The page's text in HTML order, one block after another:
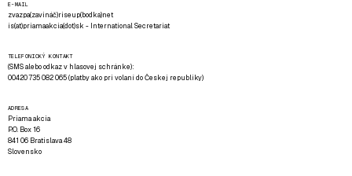
E-MAIL
zvazpa(zavináč)riseup(bodka)net
is(at)priamaakcia(dot)sk - International Secretariat
TELEFONICKÝ KONTAKT
(SMS alebo odkaz v hlasovej schránke):
00420 735 082 065 (platby ako pri volaní do Českej republiky)
ADRESA
Priama akcia
P.O. Box 16
841 06 Bratislava 48
Slovensko